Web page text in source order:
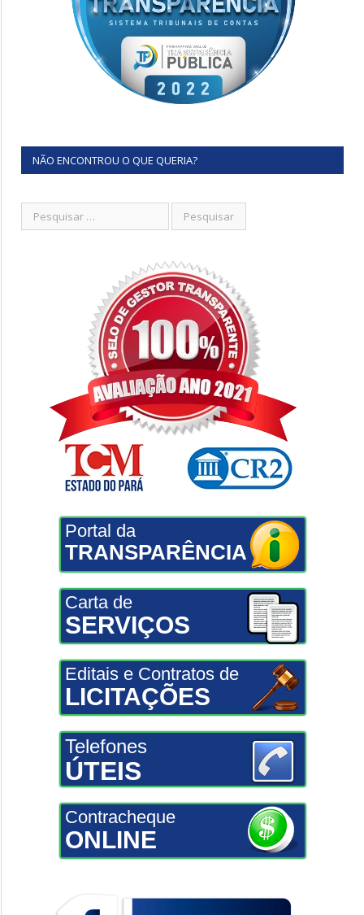
NÃO ENCONTROU O QUE QUERIA?
Portal da
TRANSPARÊNCIA
Carta de
SERVIÇOS
Editais e Contratos de
LICITAÇÕES
Telefones
ÚTEIS
Contracheque
ONLINE